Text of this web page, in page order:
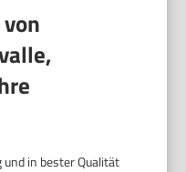
in bester Qualität